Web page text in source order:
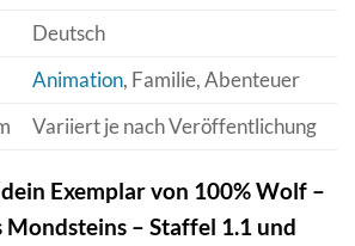
Deutsch
Animation, Familie, Abenteuer
Variiert je nach Veröffentlichung
Exemplar von 100% Wolf –
Mondsteins – Staffel 1.1 und